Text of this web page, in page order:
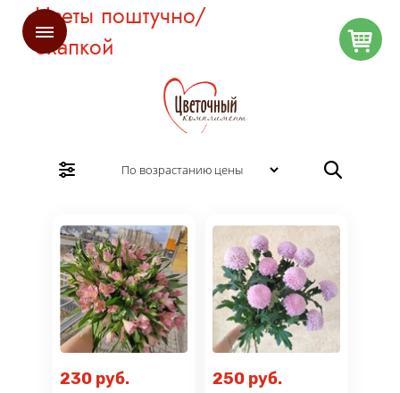
Цветы поштучно/
охапкой
230 руб. 250 руб.